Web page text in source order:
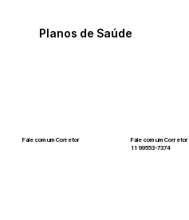
Planos de Saúde
Fale com um Corretor
Fale com um Corretor
11 99553-7374